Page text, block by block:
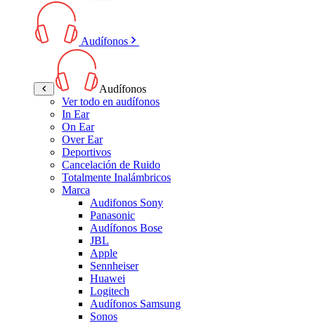
Audífonos
Audífonos
Ver todo en audífonos
In Ear
On Ear
Over Ear
Deportivos
Cancelación de Ruido
Totalmente Inalámbricos
Marca
Audifonos Sony
Panasonic
Audífonos Bose
JBL
Apple
Sennheiser
Huawei
Logitech
Audífonos Samsung
Sonos